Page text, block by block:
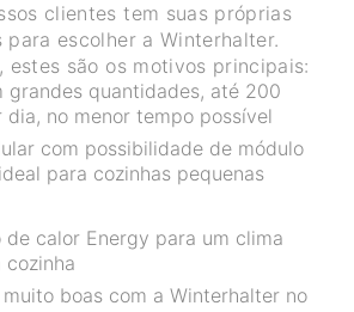
clientes tem suas próprias
para escolher a Winterhalter.
estes são os motivos principais:
grandes quantidades, até 200
dia, no menor tempo possível
com possibilidade de módulo
para cozinhas pequenas
de calor Energy para um clima
cozinha
boas com a Winterhalter no